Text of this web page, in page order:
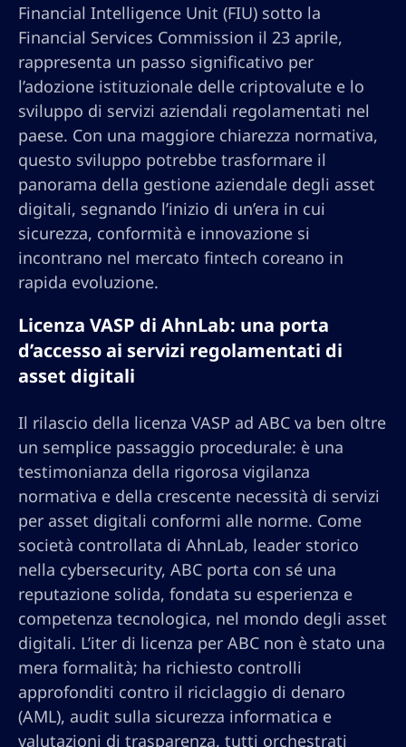
Financial Intelligence Unit (FIU) sotto la
Financial Services Commission il 23 aprile,
rappresenta un passo significativo per
l’adozione istituzionale delle criptovalute e lo
sviluppo di servizi aziendali regolamentati nel
paese. Con una maggiore chiarezza normativa,
questo sviluppo potrebbe trasformare il
panorama della gestione aziendale degli asset
digitali, segnando l’inizio di un’era in cui
sicurezza, conformità e innovazione si
incontrano nel mercato fintech coreano in
rapida evoluzione.
Licenza VASP di AhnLab: una porta
d’accesso ai servizi regolamentati di
asset digitali
Il rilascio della licenza VASP ad ABC va ben oltre
un semplice passaggio procedurale: è una
testimonianza della rigorosa vigilanza
normativa e della crescente necessità di servizi
per asset digitali conformi alle norme. Come
società controllata di AhnLab, leader storico
nella cybersecurity, ABC porta con sé una
reputazione solida, fondata su esperienza e
competenza tecnologica, nel mondo degli asset
digitali. L’iter di licenza per ABC non è stato una
mera formalità; ha richiesto controlli
approfonditi contro il riciclaggio di denaro
(AML), audit sulla sicurezza informatica e
valutazioni di trasparenza, tutti orchestrati